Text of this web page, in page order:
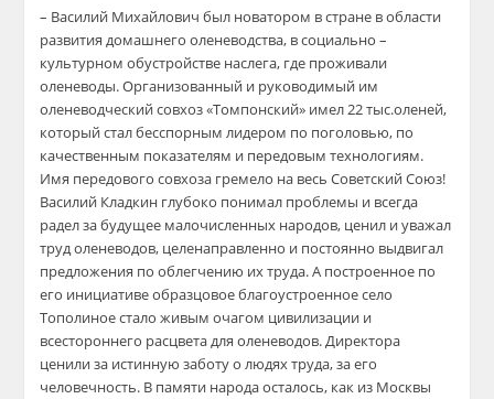
– Василий Михайлович был новатором в стране в области
развития домашнего оленеводства, в социально –
культурном обустройстве наслега, где проживали
оленеводы. Организованный и руководимый им
оленеводческий совхоз «Томпонский» имел 22 тыс.оленей,
который стал бесспорным лидером по поголовью, по
качественным показателям и передовым технологиям.
Имя передового совхоза гремело на весь Советский Союз!
Василий Кладкин глубоко понимал проблемы и всегда
радел за будущее малочисленных народов, ценил и уважал
труд оленеводов, целенаправленно и постоянно выдвигал
предложения по облегчению их труда. А построенное по
его инициативе образцовое благоустроенное село
Тополиное стало живым очагом цивилизации и
всестороннего расцвета для оленеводов. Директора
ценили за истинную заботу о людях труда, за его
человечность. В памяти народа осталось, как из Москвы